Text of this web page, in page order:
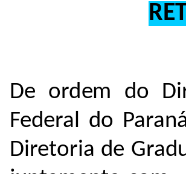
De ordem do
Federal do
Diretoria de